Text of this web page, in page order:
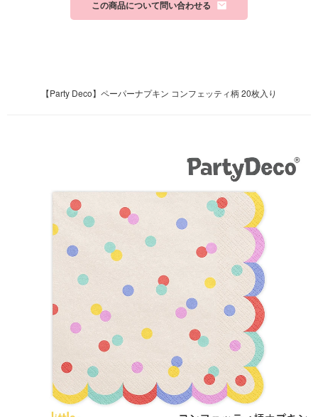
この商品について問い合わせる
【Party Deco】ペーパーナプキン コンフェッティ柄 20枚入り